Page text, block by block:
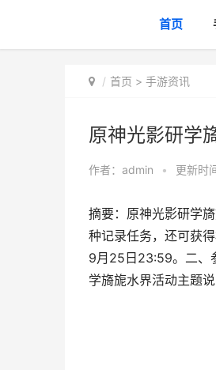
首页
首页 > 手游资讯
原神光影研学
作者： admin • 更新时
摘要：原神光影研学
种记录任务，还可获
9月25日23:59。二、
学旖旎水界活动主题